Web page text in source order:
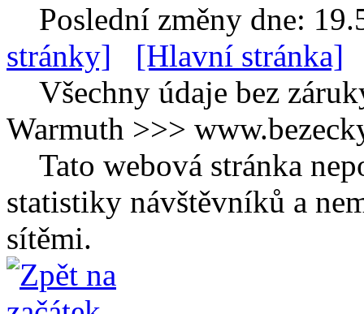
Poslední změny dne:
stránky]
[Hlavní stránka]
Všechny údaje bez
Warmuth >>>
Tato webová stránka
statistiky návštěvníků a
sítěmi.